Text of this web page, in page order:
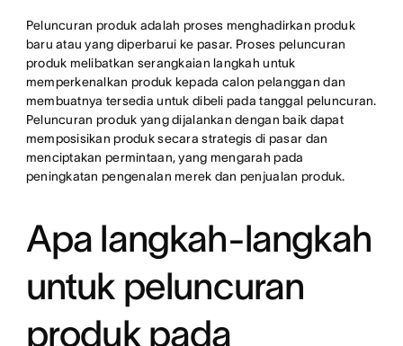
Peluncuran produk adalah proses menghadirkan produk
baru atau yang diperbarui ke pasar. Proses peluncuran
produk melibatkan serangkaian langkah untuk
memperkenalkan produk kepada calon pelanggan dan
membuatnya tersedia untuk dibeli pada tanggal peluncuran.
Peluncuran produk yang dijalankan dengan baik dapat
memposisikan produk secara strategis di pasar dan
menciptakan permintaan, yang mengarah pada
peningkatan pengenalan merek dan penjualan produk.
Apa langkah-langkah
untuk peluncuran
produk pada